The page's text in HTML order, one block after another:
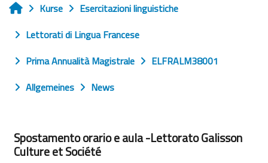
Startseite
Kurse
Esercitazioni linguistiche
Lettorati di Lingua Francese
Prima Annualità Magistrale
ELFRALM38001
Allgemeines
News
Spostamento orario e aula -Lettorato Galisson
Culture et Société